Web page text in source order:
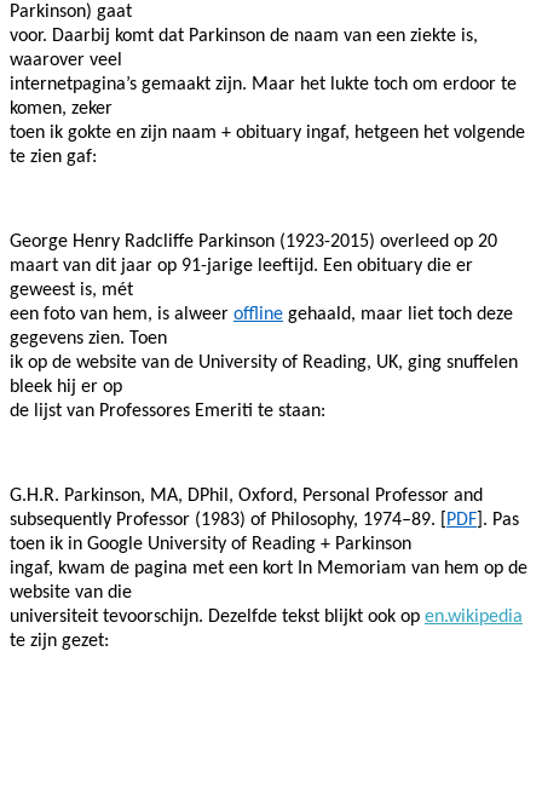
Parkinson) gaat
voor. Daarbij komt dat Parkinson de naam van een ziekte is,
waarover veel
internetpagina’s gemaakt zijn. Maar het lukte toch om erdoor te
komen, zeker
toen ik gokte en zijn naam + obituary ingaf, hetgeen het volgende
te zien gaf:
George Henry Radcliffe Parkinson (1923-2015) overleed op 20
maart van dit jaar op 91-jarige leeftijd. Een obituary die er
geweest is, mét
een foto van hem, is alweer offline gehaald, maar liet toch deze
gegevens zien. Toen
ik op de website van de University of Reading, UK, ging snuffelen
bleek hij er op
de lijst van Professores Emeriti te staan:
G.H.R. Parkinson, MA, DPhil, Oxford, Personal Professor and
subsequently Professor (1983) of Philosophy, 1974–89. [
PDF ]. Pas
toen ik in Google University of Reading + Parkinson
ingaf, kwam de pagina met een kort In Memoriam van hem op de
website van die
universiteit tevoorschijn. Dezelfde tekst blijkt ook op en.wikipedia
te zijn gezet: